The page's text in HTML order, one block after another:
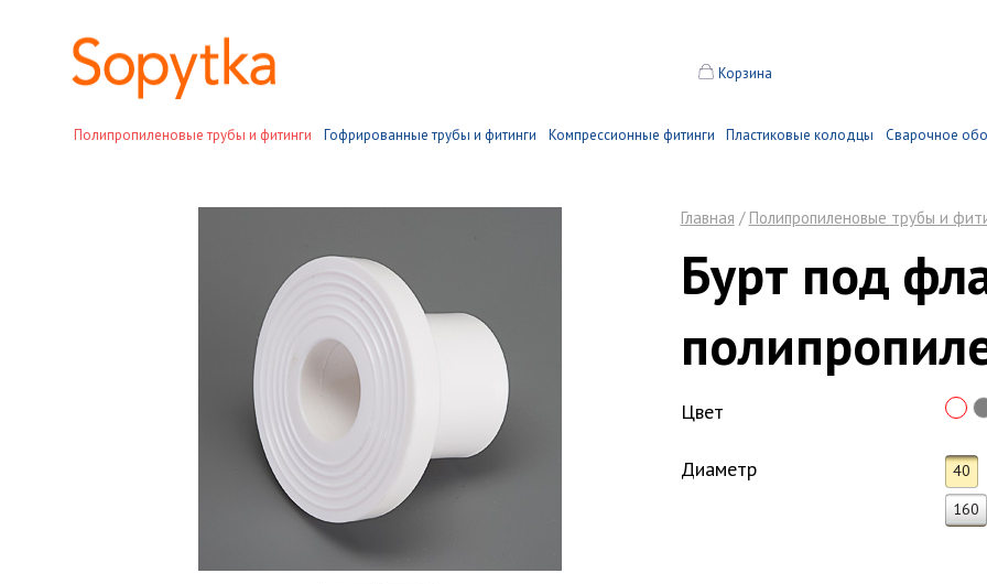
Корзина
Полипропиленовые трубы и фитинги Гофрированные трубы и фитинги Компрессионные фитинги Пластиковые колодцы Сварочное
Главная / Полипропиленовые трубы и
Бурт под
Цвет
Диаметр
40
160